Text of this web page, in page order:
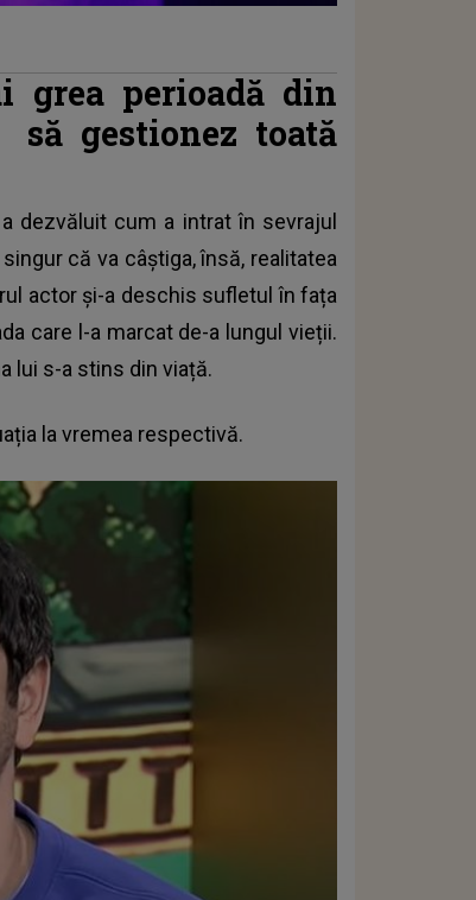
grea perioadă din
să gestionez toată
a dezvăluit cum a intrat în sevrajul
că va câștiga, însă, realitatea
actor și-a deschis sufletul în fața
care l-a marcat de-a lungul vieții.
lui s-a stins din viață.
la vremea respectivă.